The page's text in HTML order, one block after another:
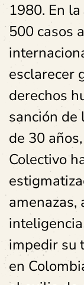
1980. En
500 casos
esclarecer
derechos
sanción de
de 30
Colectivo
amenazas,
impedir su
en